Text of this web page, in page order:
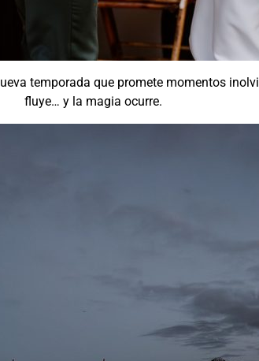
temporada que promete momentos
fluye… y la magia ocurre.